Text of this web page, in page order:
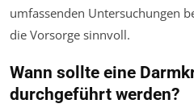
umfassenden Untersuchungen
die Vorsorge sinnvoll.
Wann sollte eine
durchgeführt werden?